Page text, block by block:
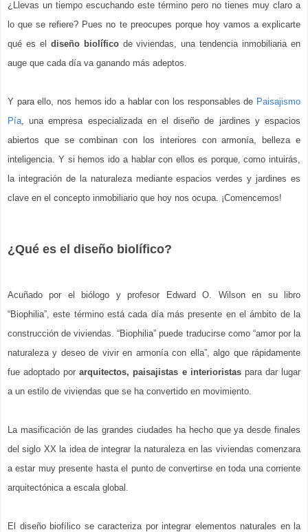
¿Llevas un tiempo escuchando este término pero no tienes muy claro a
lo que se refiere? Pues no te preocupes porque hoy vamos a explicarte
qué es el diseño biolífico de viviendas, una tendencia inmobiliaria en
auge que cada día va ganando más adeptos.
Y para ello, nos hemos ido a hablar con los responsables de Paisajismo
Pía , una empresa especializada en el diseño de jardines y espacios
abiertos que se combinan con los interiores con armonía, belleza e
inteligencia. Y si hemos ido a hablar con ellos es porque, como intuirás,
la integración de la naturaleza mediante espacios verdes y jardines es
clave en el concepto inmobiliario que hoy nos ocupa. ¡Comencemos!
¿Qué es el diseño biolífico?
Acuñado por el biólogo y profesor Edward O. Wilson en su libro
“Biophilia”, este término está cada día más presente en el ámbito de la
construcción de viviendas. “Biophilia” puede traducirse como “amor por la
naturaleza y deseo de vivir en armonía con ella”, algo que rápidamente
fue adoptado por arquitectos, paisajistas e interioristas para dar lugar
a un estilo de viviendas que se ha convertido en movimiento.
La masificación de las grandes ciudades ha hecho que ya desde finales
del siglo XX la idea de integrar la naturaleza en las viviendas comenzara
a estar muy presente hasta el punto de convertirse en toda una corriente
arquitectónica a escala global.
El diseño biofílico se caracteriza por integrar elementos naturales en la